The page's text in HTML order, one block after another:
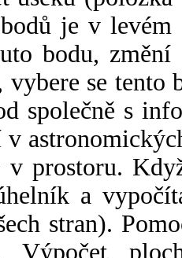
je v
bodu,
vybere se tento
společně s
v
v prostoru.
a
stran).
Výpočet